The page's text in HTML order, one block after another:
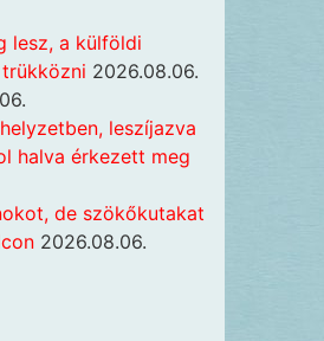
lesz, a külföldi
2026.08.06.
leszíjazva
halva érkezett meg
de szökőkutakat
2026.08.06.